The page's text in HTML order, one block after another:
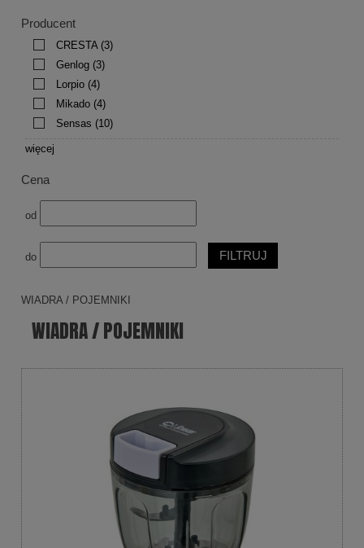
Producent
CRESTA (3)
Genlog (3)
Lorpio (4)
Mikado (4)
Sensas (10)
więcej
Cena
od
do FILTRUJ
WIADRA / POJEMNIKI
WIADRA / POJEMNIKI